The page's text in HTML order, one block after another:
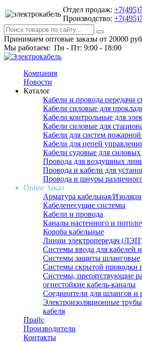
Отдел продаж:
Производство:
Принимаем оптовые заказы от 20000
Мы работаем: Пн - Пт: 9:00 - 18:00
Компания
Новости
Каталог
Кабели и провода передачи
Кабели силовые для
Кабели контрольные для
Кабели силовые для
Кабели для систем
Кабели для цепей
Кабели судовые для силовых
Провода для воздушных
Провода и кабели для
Провода и шнуры
Online Заказ
Арматура кабельная/
Кабеленесущие системы
Кабели и провода
Каналы настенного и
Короба кабельные
Линии электропередач
Системы ввода для кабелей
Системы защиты шланговые
Системы скрытой проводки
Системы, препятствующие
огнестойкие кабель-каналы
Соединители для шлангов и
Электроизоляционные
кабеля
Прайс
Производители
Контакты